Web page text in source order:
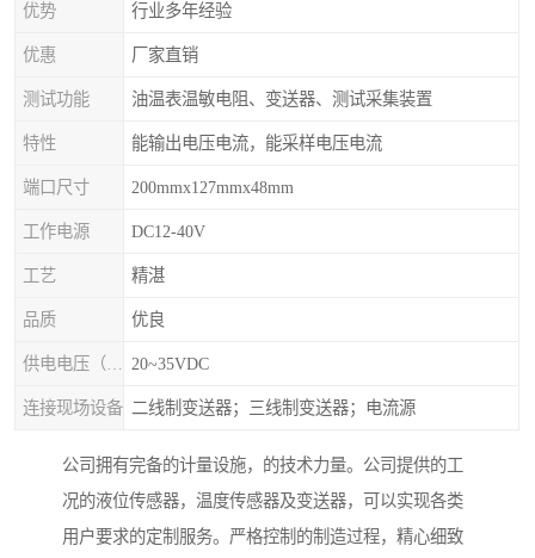
优势 行业多年经验
优惠 厂家直销
测试功能 油温表温敏电阻、变送器、测试采集装置
特性 能输出电压电流，能采样电压电流
端口尺寸 200mmx127mmx48mm
工作电源 DC12-40V
工艺 精湛
品质 优良
20~35VDC
连接现场设备 二线制变送器；三线制变送器；电流源
公司拥有完备的计量设施，的技术力量。公司提供的工
况的液位传感器，温度传感器及变送器，可以实现各类
用户要求的定制服务。严格控制的制造过程，精心细致